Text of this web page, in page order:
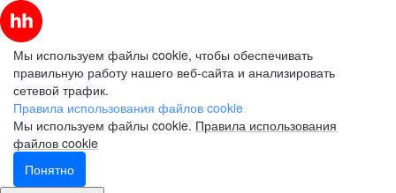
Мы используем файлы cookie, чтобы обеспечивать
правильную работу нашего веб-сайта и анализировать
сетевой трафик.
Правила использования файлов cookie
Мы используем файлы cookie. Правила использования
файлов cookie
Понятно